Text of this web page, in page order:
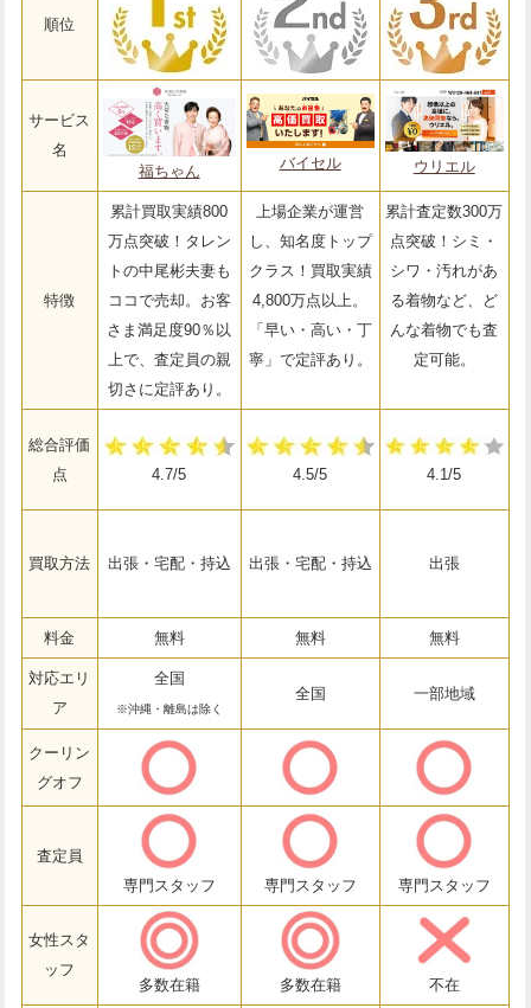
順位
サービス
名
福ちゃん
バイセル ウリエル
特徴
累計買取実績800
万点突破！タレン
トの中尾彬夫妻も
ココで売却。お客
さま満足度90％以
上で、査定員の親
切さに定評あり。
上場企業が運営
し、知名度トップ
クラス！買取実績
4,800万点以上。
「早い・高い・丁
寧」で定評あり。
累計査定数300万
点突破！シミ・
シワ・汚れがあ
る着物など、ど
んな着物でも査
定可能。
総合評価
点
4.7/5 4.5/5 4.1/5
買取方法 出張・宅配・持込 出張・宅配・持込 出張
料金 無料 無料 無料
対応エリ
ア
全国
※沖縄・離島は除く
全国 一部地域
クーリン
グオフ
査定員
専門スタッフ
専門スタッフ 専門スタッフ
女性スタ
ッフ
多数在籍
多数在籍 不在